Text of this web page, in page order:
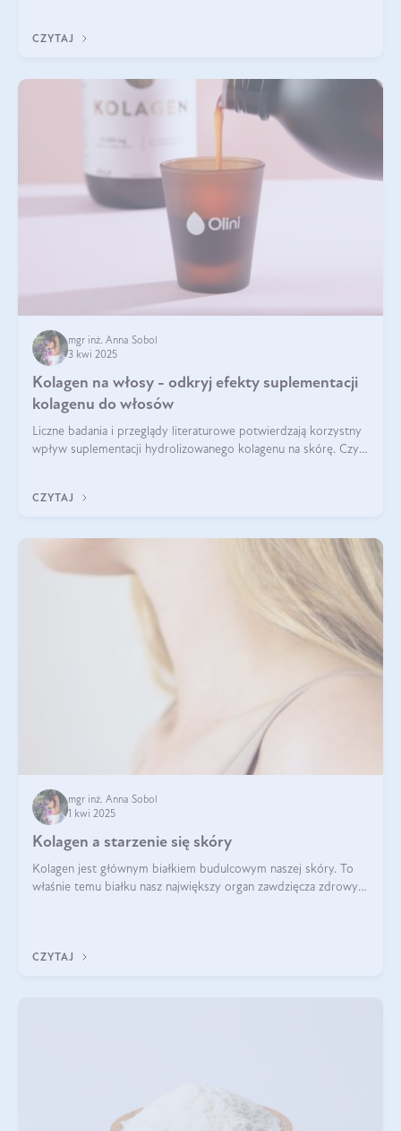
CZYTAJ
mgr inż. Anna Sobol
3 kwi 2025
Kolagen na włosy - odkryj efekty suplementacji
kolagenu do włosów
Liczne badania i przeglądy literaturowe potwierdzają korzystny
wpływ suplementacji hydrolizowanego kolagenu na skórę. Czy
CZYTAJ
mgr inż. Anna Sobol
1 kwi 2025
Kolagen a starzenie się skóry
Kolagen jest głównym białkiem budulcowym naszej skóry. To
właśnie temu białku nasz największy organ zawdzięcza zdrowy
CZYTAJ